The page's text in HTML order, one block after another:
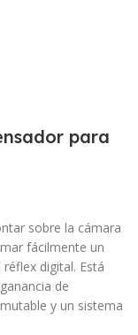
para
sobre la cámara
fácilmente un
digital. Está
de
y un sistema